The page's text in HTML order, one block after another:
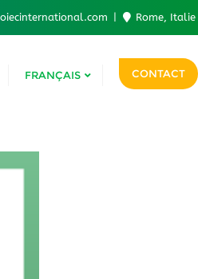
Rome, Italie
FRANÇAIS CONTACT